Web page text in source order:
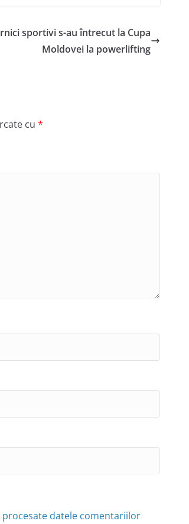
sportivi s-au întrecut la Cupa
Moldovei la powerlifting
cu *
procesate datele comentariilor